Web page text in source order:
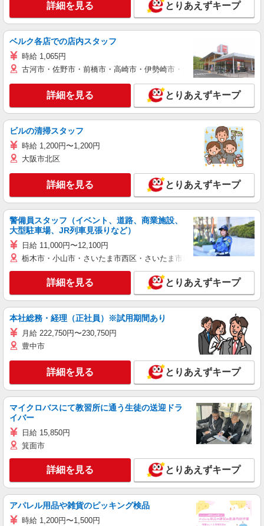
詳細を見る とりあえずキープ
ベルク各店での店内スタッフ
時給 1,065円
古河市・佐野市・前橋市・高崎市・伊勢崎市・太田市・館林市・藤
詳細を見る とりあえずキープ
ビルの清掃スタッフ
時給 1,200円〜1,200円
大阪市北区
詳細を見る とりあえずキープ
警備員スタッフ（イベント、道路、商業施設、
大型駐車場、JR列車見張りなど）
日給 11,000円〜12,100円
栃木市・小山市・さいたま市西区・さいたま市岩槻区・久喜市・蓮田
詳細を見る とりあえずキープ
本社総務・経理（正社員）※試用期間あり
月給 222,750円〜230,750円
豊中市
詳細を見る とりあえずキープ
マイクロバスにて教習所に通う生徒の送迎ドラ
イバー
日給 15,850円
箕面市
詳細を見る とりあえずキープ
アパレル用品や雑貨のピッキング検品
時給 1,200円〜1,500円